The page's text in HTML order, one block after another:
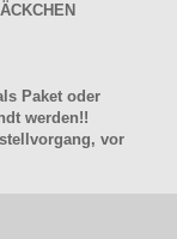
Paket oder
werden!!
vor